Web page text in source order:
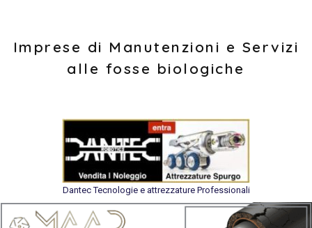
Imprese di Manutenzioni e Servizi
alle fosse biologiche
Dantec Tecnologie e attrezzature Professionali